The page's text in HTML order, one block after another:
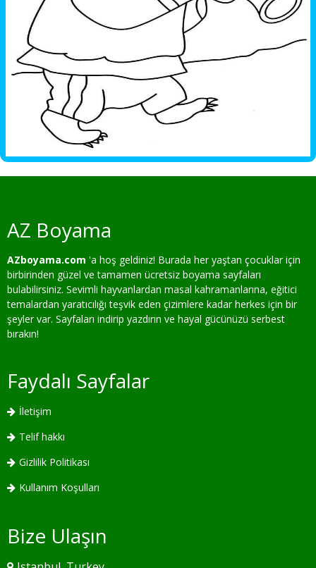
AZ Boyama
AZboyama.com 'a hoş geldiniz! Burada her yaştan çocuklar için
birbirinden güzel ve tamamen ücretsiz boyama sayfaları
bulabilirsiniz. Sevimli hayvanlardan masal kahramanlarına, eğitici
temalardan yaratıcılığı teşvik eden çizimlere kadar herkes için bir
şeyler var. Sayfaları indirip yazdırın ve hayal gücünüzü serbest
bırakın!
Faydalı Sayfalar
İletişim
Telif hakkı
Gizlilik Politikası
Kullanım Koşulları
Bize Ulaşın